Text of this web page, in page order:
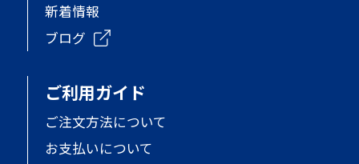
新着情報
ブログ
ご利用ガイド
ご注文方法について
お支払いについて